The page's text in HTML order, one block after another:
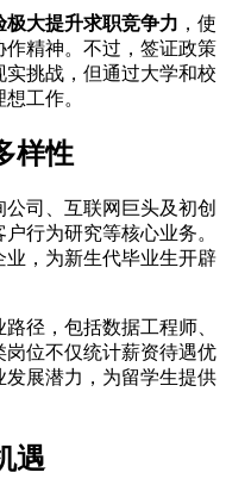
大提升求职竞争力 ，使
精神。不过，签证政策
挑战，但通过大学和校
工作。
样性
司、互联网巨头及初创
行为研究等核心业务。
，为新生代毕业生开辟
径，包括数据工程师、
岗位不仅统计薪资待遇优
发展潜力，为留学生提供
遇